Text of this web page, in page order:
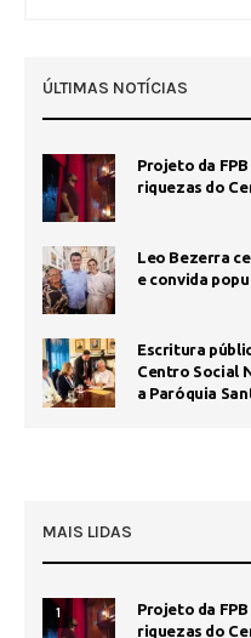
ÚLTIMAS NOTÍCIAS
Projeto da
riquezas do
Leo Bezerra
e convida
Escritura
Centro Social
a Paróquia
MAIS LIDAS
1
Projeto da
riquezas do